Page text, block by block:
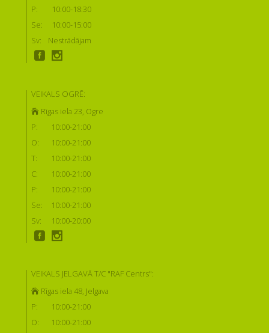
P:
10:00-18:30
Se:
10:00-15:00
Sv:
Nestrādājam
VEIKALS OGRĒ:
Rīgas iela 23, Ogre
P:
10:00-21:00
O:
10:00-21:00
T:
10:00-21:00
C:
10:00-21:00
P:
10:00-21:00
Se:
10:00-21:00
Sv:
10:00-20:00
VEIKALS JELGAVĀ T/C "RAF Centrs":
Rīgas iela 48, Jelgava
P:
10:00-21:00
O:
10:00-21:00